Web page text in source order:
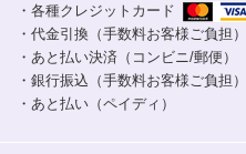
・各種クレジットカード
・代金引換（手数料お客様ご負担）
・あと払い決済（コンビニ/郵便）
・銀行振込（手数料お客様ご負担）
・あと払い（ペイディ）